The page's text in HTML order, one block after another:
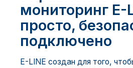
мониторинг E-
просто,
подключено
E-LINE создан для того,